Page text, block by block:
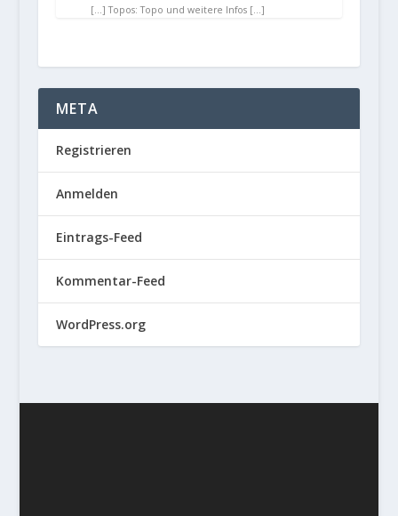
[…] Topos: Topo und weitere Infos […]
META
Registrieren
Anmelden
Eintrags-Feed
Kommentar-Feed
WordPress.org